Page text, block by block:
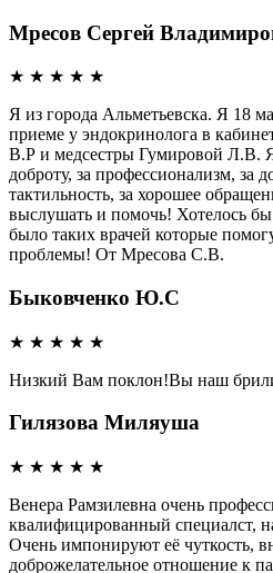
Мресов Сергей
★ ★ ★ ★ ★
Я из города Альметьевска. Я 18
приеме у эндокринолога в
В.Р и медсестры Гумировой Л.В. Я
доброту, за профессионализм, за
тактильность, за хорошее
выслушать и помочь! Хотелось
было таких врачей которые
проблемы! От Мресова С.В.
Быковченко Ю.С
★ ★ ★ ★ ★
Низкий Вам поклон!Вы наш
Гилязова Миляуша
★ ★ ★ ★ ★
Венера Рамзилевна очень
квалифицированный специалст,
Очень импонируют её чуткость,
доброжелательное отношение к